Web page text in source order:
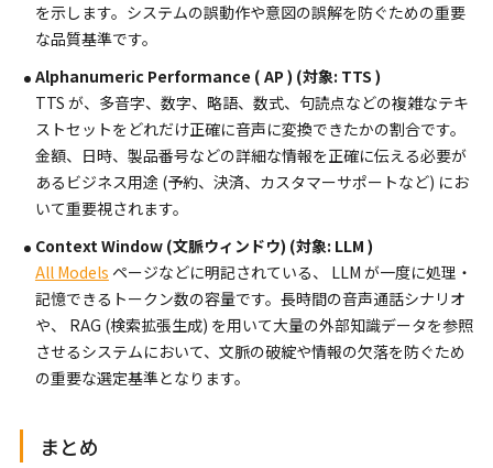
を示します。システムの誤動作や意図の誤解を防ぐための重要
な品質基準です。
Alphanumeric Performance ( AP ) (対象: TTS )
TTS が、多音字、数字、略語、数式、句読点などの複雑なテキ
ストセットをどれだけ正確に音声に変換できたかの割合です。
金額、日時、製品番号などの詳細な情報を正確に伝える必要が
あるビジネス用途 (予約、決済、カスタマーサポートなど) にお
いて重要視されます。
Context Window (文脈ウィンドウ) (対象: LLM )
All Models ページなどに明記されている、 LLM が一度に処理・
記憶できるトークン数の容量です。長時間の音声通話シナリオ
や、 RAG (検索拡張生成) を用いて大量の外部知識データを参照
させるシステムにおいて、文脈の破綻や情報の欠落を防ぐため
の重要な選定基準となります。
まとめ